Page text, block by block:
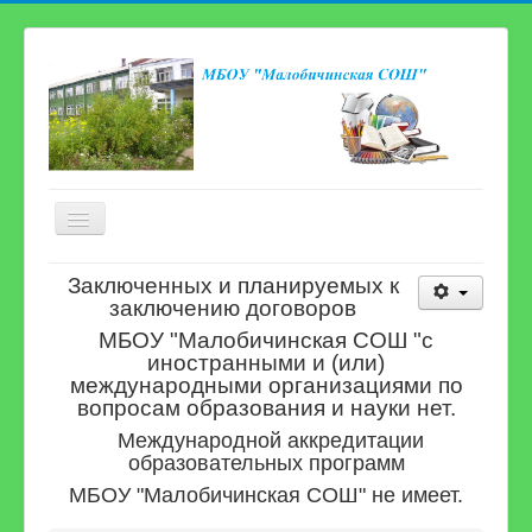
Включить/
выключить
Главная страница
Сведения об образовательной организации
Карта сайта
Электронная приёмная
Наша школьная жизнь
Заключенных и планируемых к
заключению договоров
МБОУ "Малобичинская СОШ "с
иностранными и (или)
международными организациями по
вопросам образования и науки нет.
Международной аккредитации
образовательных программ
МБОУ "Малобичинская СОШ" не имеет.